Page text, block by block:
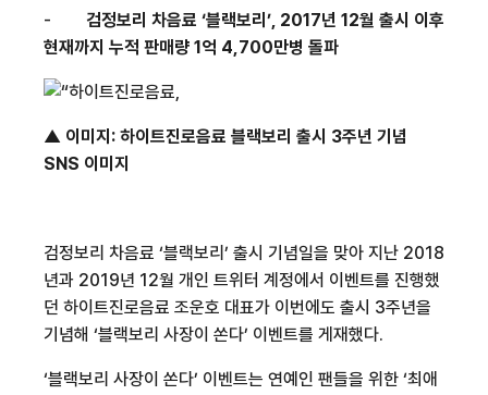
- 검정보리 차음료 ‘블랙보리’, 2017년 12월 출시 이후
현재까지 누적 판매량 1억 4,700만병 돌파
▲ 이미지 : 하이트진로음료 블랙보리 출시 3주년 기념
SNS 이미지
검정보리 차음료 ‘블랙보리’ 출시 기념일을 맞아 지난 2018
년과 2019년 12월 개인 트위터 계정에서 이벤트를 진행했
던 하이트진로음료 조운호 대표가 이번에도 출시 3주년을
기념해 ‘블랙보리 사장이 쏜다’ 이벤트를 게재했다.
‘블랙보리 사장이 쏜다’ 이벤트는 연예인 팬들을 위한 ‘최애